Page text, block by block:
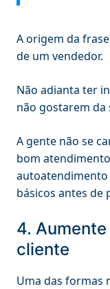
A origem da
de um vendedor.
Não adianta ter
não gostarem da
A gente não se
bom
autoatendimento
básicos antes de
4.
cliente
Uma das formas